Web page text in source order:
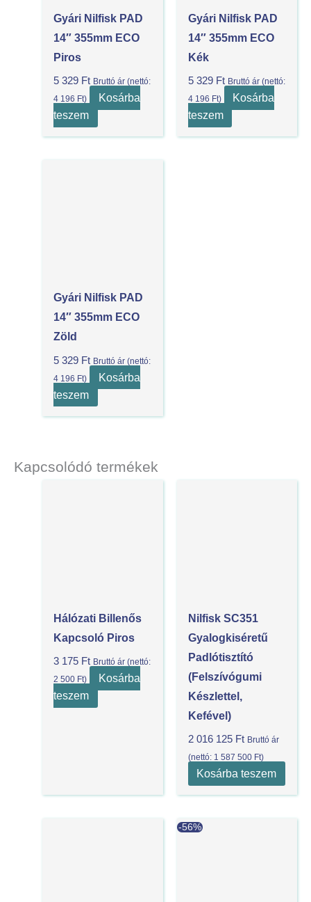
Gyári Nilfisk PAD
14″ 355mm ECO
Piros
5 329 Ft Bruttó ár (nettó:
4 196 Ft)
Kosárba
teszem
Gyári Nilfisk PAD
14″ 355mm ECO
Kék
5 329 Ft Bruttó ár (nettó:
4 196 Ft)
Kosárba
teszem
Gyári Nilfisk PAD
14″ 355mm ECO
Zöld
5 329 Ft Bruttó ár (nettó:
4 196 Ft)
Kosárba
teszem
Kapcsolódó termékek
Hálózati Billenős
Kapcsoló Piros
3 175 Ft Bruttó ár (nettó:
2 500 Ft)
Kosárba
teszem
Nilfisk SC351
Gyalogkiséretű
Padlótisztító
(felszívógumi
Készlettel,
Kefével)
2 016 125 Ft Bruttó ár
(nettó: 1 587 500 Ft)
Kosárba teszem
-56%